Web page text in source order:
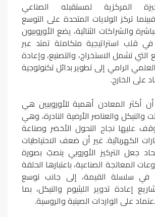
المركزية لمستقبله الصناعي
تركز الولايات المتحدة على التوسع
والشراكات الثنائية، يضع الأوروبيون
قلب استراتيجية متكاملة تمتد عبر
تشمل الاستخراج، والتصنيع، وإعادة
العلمي الرامي إلى تطوير بدائل تكنولوجية
على الخارج.
أن أكثر المعادن أهمية للأوروبيين هي
والنيكل والعناصر الأرضية النادرة، وهي
عليها نجاح التحول الأخضر وصناعة
الكهربائية. غير أن ضعف الاحتياطيات
جعل التركيز الأوروبي ينصبّ بصورة
المعالجة الصناعية، باعتبارها الحلقة
في سلسلة القيمة، إلى جانب توسع
إعادة تدوير الليثيوم والنيكل، بما
على الواردات الصينية والروسية.